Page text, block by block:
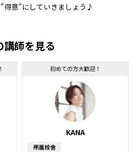
得意"にしていきましょう♪
講師を見る
初めての方大歓迎！
KANA
所属校舎